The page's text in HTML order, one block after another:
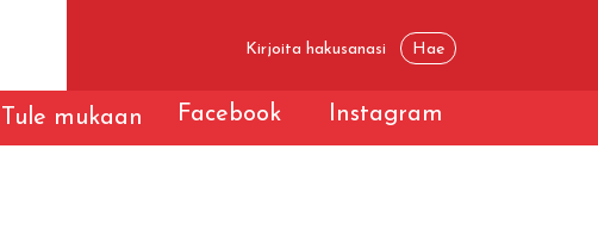
Tule mukaan Facebook Instagram